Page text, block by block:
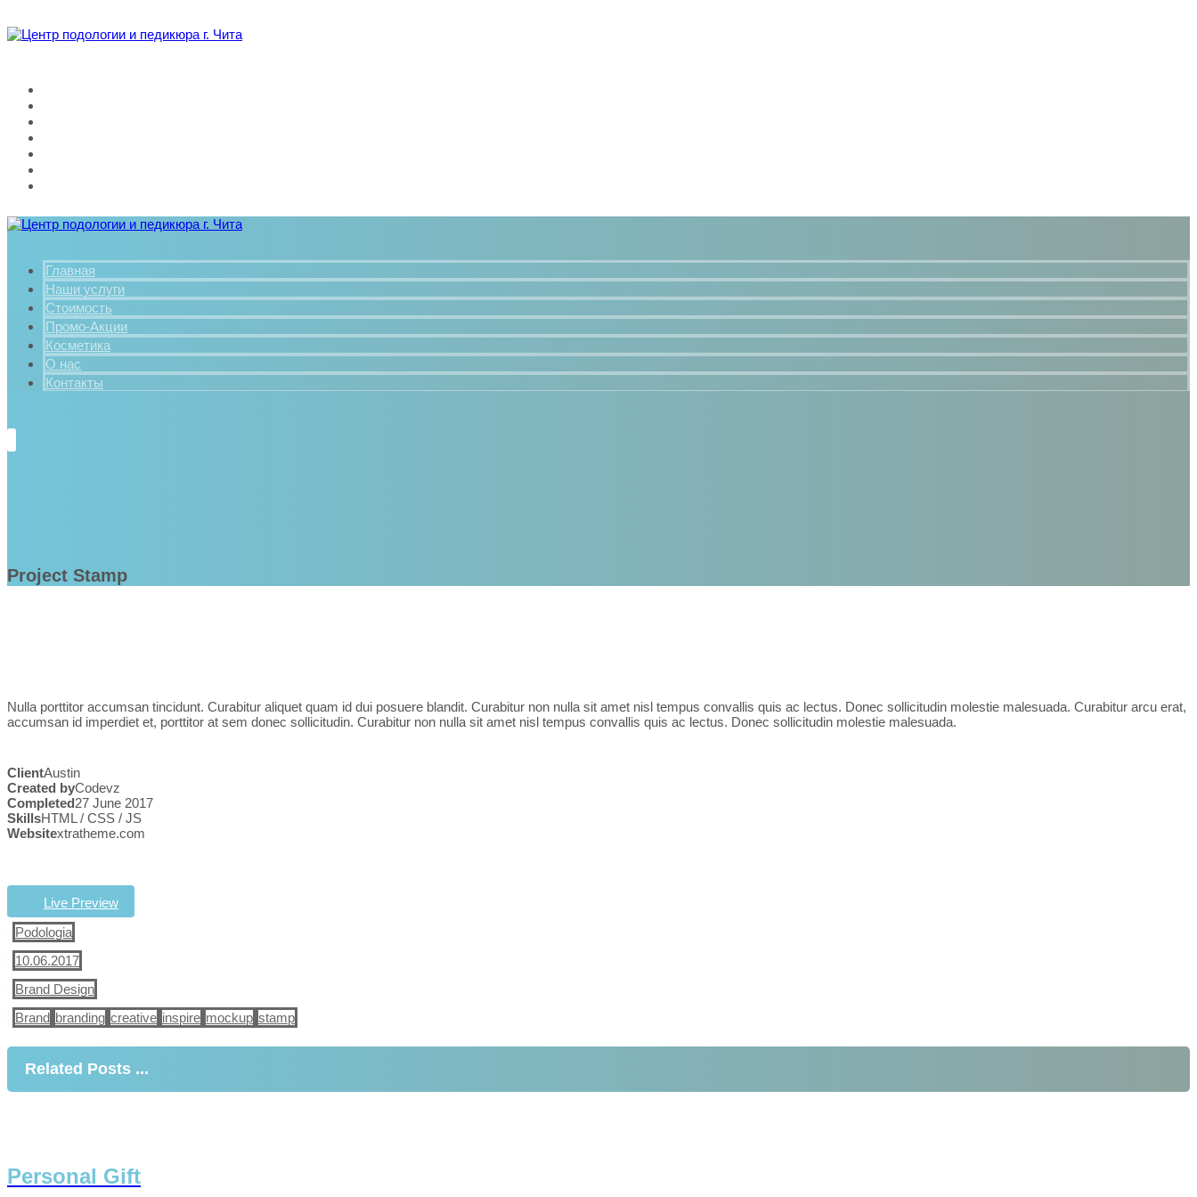
Главная
Наши услуги
Стоимость
Промо-Акции
Косметика
О нас
Контакты
Project Stamp
Nulla porttitor accumsan tincidunt. Curabitur aliquet quam id dui posuere blandit. Curabitur non nulla sit amet nisl tempus convallis quis ac lectus. Donec sollicitudin molestie malesuada. Curabitur arcu erat,
accumsan id imperdiet et, porttitor at sem donec sollicitudin. Curabitur non nulla sit amet nisl tempus convallis quis ac lectus. Donec sollicitudin molestie malesuada.
ClientAustin
Created byCodevz
Completed27 June 2017
SkillsHTML / CSS / JS
Websitextratheme.com
Live Preview
Podologia
10.06.2017
Brand Design
Brand branding creative inspire mockup stamp
Related Posts ...
Personal Gift